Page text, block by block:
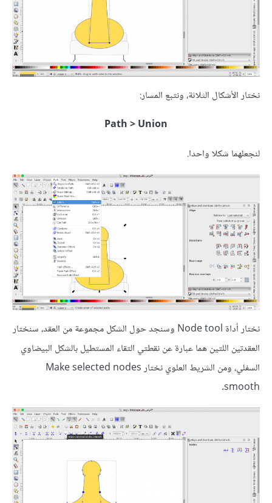
نختار الأشكال الثلاثة، ونتبع المسار:
Path > Union
لنجعلهما شكلا واحدا.
نختار أداة Node tool وسنجد حول الشكل مجموعة من العقد، سنختار
العقدتين اللتين هما عبارة عن نقطتي التقاء المستطيل بالشكل البيضاوي
السفلي، ومن الشريط العلوي نختار Make selected nodes
smooth.